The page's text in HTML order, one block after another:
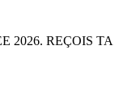
2026. REÇOIS TA